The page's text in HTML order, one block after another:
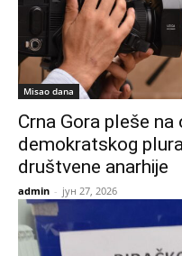
Misao dana
Crna Gora pleše
demokratskog
društvene anarhije
admin - јун 27, 2026